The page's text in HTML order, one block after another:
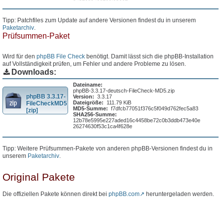
Tipp: Patchfiles zum Update auf andere Versionen findest du in unserem
Paketarchiv
Prüfsummen-Paket
Wird für den phpBB File Check benötigt. Damit lässt sich die phpBB-Installation
auf Vollständigkeit prüfen, um Fehler und andere Probleme zu lösen.
Downloads:
phpBB 3.3.17-
FileCheckMD5
[zip]
Dateiname:
phpBB-3.3.17-deutsch-FileCheck-MD5.zip
Version: 3.3.17
Dateigröße:
111.79 KiB
MD5-Summe: f7dfcb77051f376c5f049d762fec5a83
SHA256-Summe:
12b78e5995e227aded16c4458be72c0b3ddb473e40e
26274630f53c1ca4f628e
Tipp: Weitere Prüfsummen-Pakete von anderen phpBB-Versionen findest du in
unserem Paketarchiv.
Original Pakete
Die offiziellen Pakete können direkt bei phpBB.com
heruntergeladen werden.